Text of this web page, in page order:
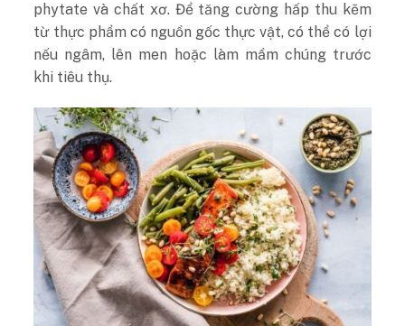
phytate và chất xơ. Để tăng cường hấp thu kẽm
từ thực phẩm có nguồn gốc thực vật, có thể có lợi
nếu ngâm, lên men hoặc làm mầm chúng trước
khi tiêu thụ.